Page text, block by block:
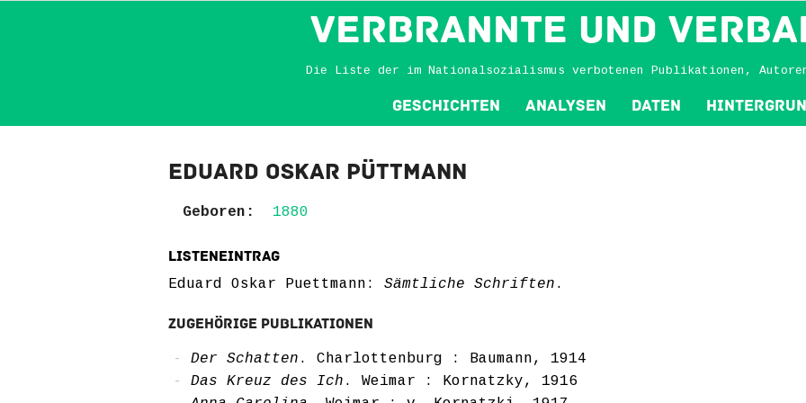
VERBRANNTE und
Die Liste der im Nationalsozialismus verbotenen Publikationen,
Geschichten Analysen Daten
Eduard Oskar Püttmann
Geboren: 1880
Listeneintrag
Eduard Oskar Puettmann: Sämtliche Schriften .
Zugehörige Publikationen
Der Schatten . Charlottenburg : Baumann, 1914
Das Kreuz des Ich . Weimar : Kornatzky, 1916